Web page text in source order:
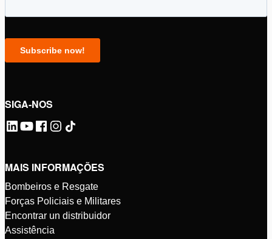
SIGA-NOS
MAIS INFORMAÇÕES
Bombeiros e Resgate
Forças Policiais e Militares
Encontrar un distribuidor
Assistência